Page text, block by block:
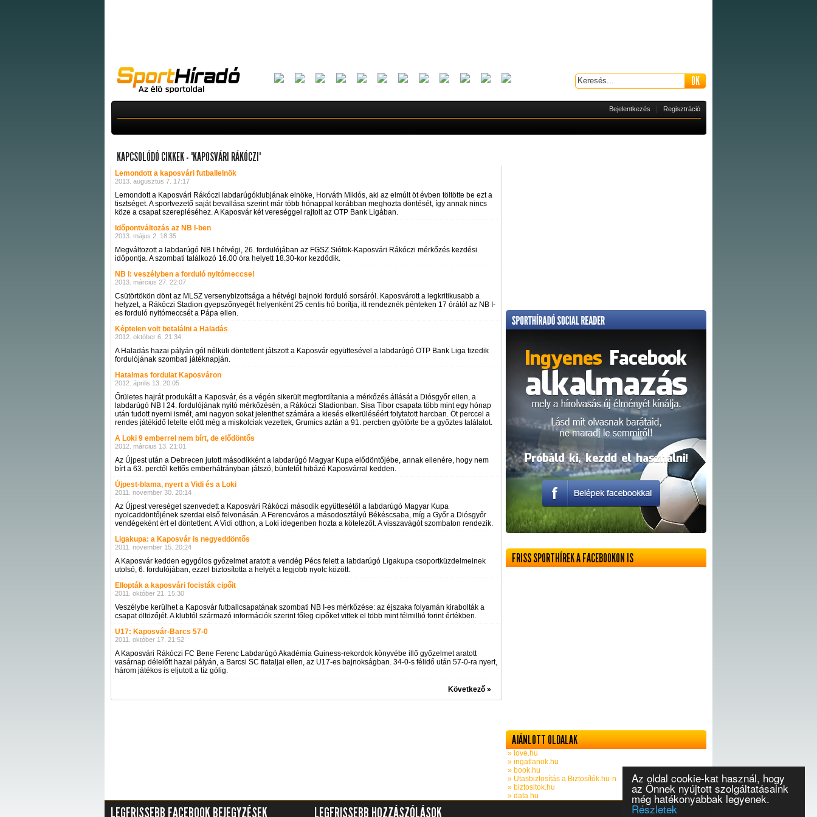
Az oldal cookie-kat használ, hogy
az Önnek nyújtott szolgáltatásaink
még hatékonyabbak legyenek.
Részletek
Bejelentkezés Regisztráció
KAPCSOLÓDÓ CIKKEK - "KAPOSVÁRI RÁKÓCZI"
Lemondott a kaposvári futballelnök
2013. augusztus 7. 17:17
Lemondott a Kaposvári Rákóczi labdarúgóklubjának elnöke, Horváth Miklós, aki az elmúlt öt évben töltötte be ezt a
tisztséget. A sportvezető saját bevallása szerint már több hónappal korábban meghozta döntését, így annak nincs
köze a csapat szerepléséhez. A Kaposvár két vereséggel rajtolt az OTP Bank Ligában.
Időpontváltozás az NB I-ben
2013. május 2. 18:35
Megváltozott a labdarúgó NB I hétvégi, 26. fordulójában az FGSZ Siófok-Kaposvári Rákóczi mérkőzés kezdési
időpontja. A szombati találkozó 16.00 óra helyett 18.30-kor kezdődik.
NB I: veszélyben a forduló nyitómeccse!
2013. március 27. 22:07
Csütörtökön dönt az MLSZ versenybizottsága a hétvégi bajnoki forduló sorsáról. Kaposvárott a legkritikusabb a
helyzet, a Rákóczi Stadion gyepszőnyegét helyenként 25 centis hó borítja, itt rendeznék pénteken 17 órától az NB I-
es forduló nyitómeccsét a Pápa ellen.
Képtelen volt betalálni a Haladás
2012. október 6. 21:34
A Haladás hazai pályán gól nélküli döntetlent játszott a Kaposvár együttesével a labdarúgó OTP Bank Liga tizedik
fordulójának szombati játéknapján.
Hatalmas fordulat Kaposváron
2012. április 13. 20:05
Őrületes hajrát produkált a Kaposvár, és a végén sikerült megfordítania a mérkőzés állását a Diósgyőr ellen, a
labdarúgó NB I 24. fordulójának nyitó mérkőzésén, a Rákóczi Stadionban. Sisa Tibor csapata több mint egy hónap
után tudott nyerni ismét, ami nagyon sokat jelenthet számára a kiesés elkerüléséért folytatott harcban. Öt perccel a
rendes játékidő letelte előtt még a miskolciak vezettek, Grumics aztán a 91. percben gyötörte be a győztes találatot.
A Loki 9 emberrel nem bírt, de elődöntős
2012. március 13. 21:01
Az Újpest után a Debrecen jutott másodikként a labdarúgó Magyar Kupa elődöntőjébe, annak ellenére, hogy nem
bírt a 63. perctől kettős emberhátrányban játszó, büntetőt hibázó Kaposvárral kedden.
Újpest-blama, nyert a Vidi és a Loki
2011. november 30. 20:14
Az Újpest vereséget szenvedett a Kaposvári Rákóczi második együttesétől a labdarúgó Magyar Kupa
nyolcaddöntőjének szerdai első felvonásán. A Ferencváros a másodosztályú Békéscsaba, míg a Győr a Diósgyőr
vendégeként ért el döntetlent. A Vidi otthon, a Loki idegenben hozta a kötelezőt. A visszavágót szombaton rendezik.
Ligakupa: a Kaposvár is negyeddöntős
2011. november 15. 20:24
A Kaposvár kedden egygólos győzelmet aratott a vendég Pécs felett a labdarúgó Ligakupa csoportküzdelmeinek
utolsó, 6. fordulójában, ezzel biztosította a helyét a legjobb nyolc között.
Ellopták a kaposvári focisták cipőit
2011. október 21. 15:30
Veszélybe kerülhet a Kaposvár futballcsapatának szombati NB I-es mérkőzése: az éjszaka folyamán kirabolták a
csapat öltözőjét. A klubtól származó információk szerint főleg cipőket vittek el több mint félmillió forint értékben.
U17: Kaposvár-Barcs 57-0
2011. október 17. 21:52
A Kaposvári Rákóczi FC Bene Ferenc Labdarúgó Akadémia Guiness-rekordok könyvébe illő győzelmet aratott
vasárnap délelőtt hazai pályán, a Barcsi SC fiataljai ellen, az U17-es bajnokságban. 34-0-s félidő után 57-0-ra nyert,
három játékos is eljutott a tíz gólig.
Következő »
FRISS SPORTHÍREK A FACEBOOKON IS
AJÁNLOTT OLDALAK
» love.hu
» ingatlanok.hu
» book.hu
» Utasbiztosítás a Biztosítók.hu-n
» biztositok.hu
» data.hu
LEGFRISSEBB FACEBOOK BEJEGYZÉSEK LEGFRISSEBB HOZZÁSZÓLÁSOK